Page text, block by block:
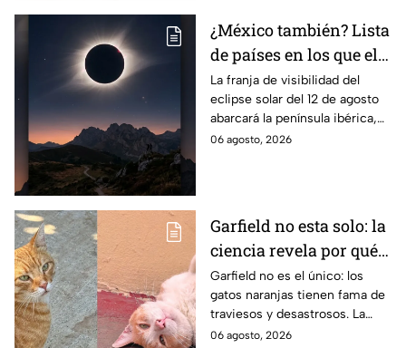
¿México también? Lista
de países en los que el
12 de agosto se verá el
eclipse solar total y en
los que será parcial
La franja de visibilidad del
eclipse solar del 12 de agosto
abarcará la península ibérica,
por lo que solo podrá
06 agosto, 2026
Garfield no esta solo: la
ciencia revela por qué
los gatos naranjas
tienen tanta fama de
hacer "desastres"
Garfield no es el único: los
gatos naranjas tienen fama de
traviesos y desastrosos. La
ciencia explica qué hay detrás
06 agosto, 2026